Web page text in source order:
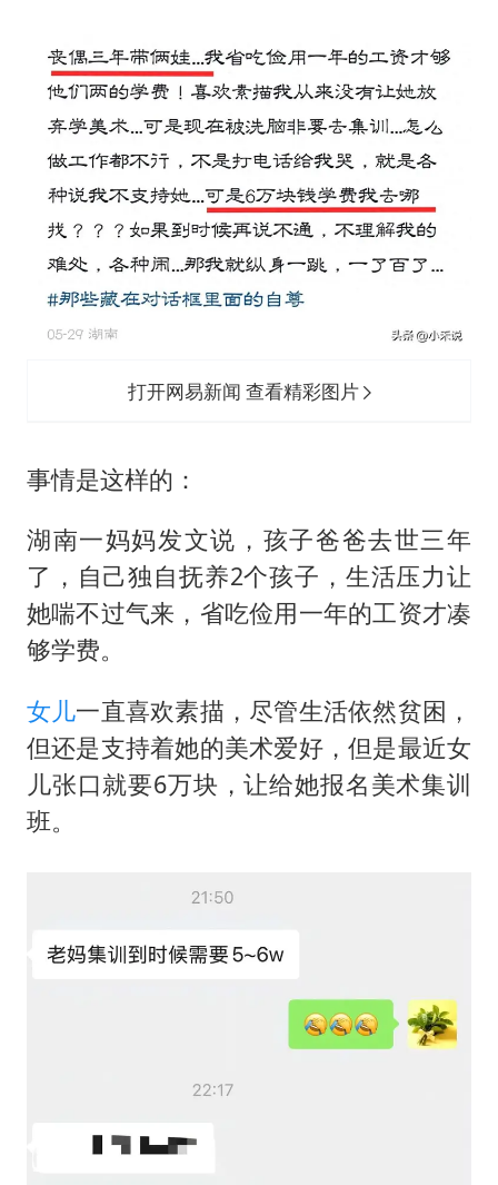
打开网易新闻 查看精彩图片
事情是这样的：
湖南一妈妈发文说，孩子爸爸去世三年
了，自己独自抚养2个孩子，生活压力让
她喘不过气来，省吃俭用一年的工资才凑
够学费。
女儿一直喜欢素描，尽管生活依然贫困，
但还是支持着她的美术爱好，但是最近女
儿张口就要6万块，让给她报名美术集训
班。